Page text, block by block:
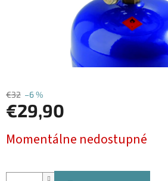
€32 –6 %
€29,90
cena:
Momentálne nedostupné